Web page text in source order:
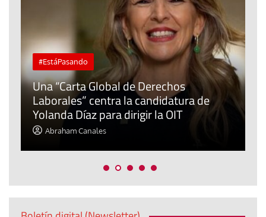
#EstáPasando
Una “Carta Global de Derechos
Laborales” centra la candidatura de
Yolanda Díaz para dirigir la OIT
Abraham Canales